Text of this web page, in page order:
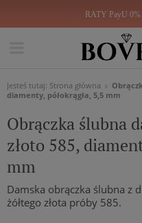
RATY PayU 0%
Jesteś tutaj: Strona główna
diamenty, półokrągła, 5,5 mm
Obrączka ślubna
złoto 585,
mm
Damska obrączka ślubna z
żółtego złota próby 585.